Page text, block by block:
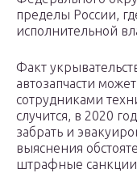
пределы России,
исполнительной
Факт
автозапчасти
сотрудниками
случится, в 2020
забрать и
выяснения
штрафные